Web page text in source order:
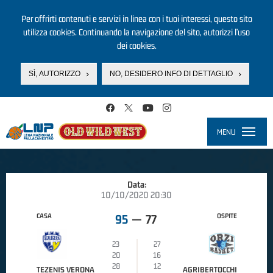
Per offrirti contenuti e servizi in linea con i tuoi interessi, questo sito
utilizza cookies. Continuando la navigazione del sito, autorizzi l’uso
dei cookies.
SÌ, AUTORIZZO NO, DESIDERO INFO DI DETTAGLIO
MENU
Data:
10/10/2020 20:30
CASA
TEZENIS VERONA
95 — 77
23
27
20
16
28
12
OSPITE
AGRIBERTOCCHI